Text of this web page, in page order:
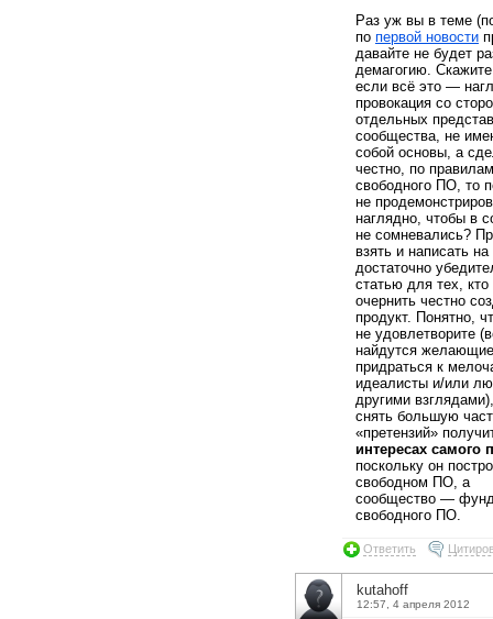
Раз уж вы в теме
по первой новости
давайте не будет
демагогию.
если всё это —
провокация со
отдельных
сообщества, не
собой основы, а
честно, по
свободного ПО, то
не
наглядно, чтобы в
не сомневались?
взять и написать
достаточно
статью для тех, кто
очернить честно
продукт. Понятно,
не удовлетворите
найдутся желающие
придраться к
идеалисты и/или
другими
снять большую
«претензий»
интересах самого
поскольку он
свободном ПО, а
сообщество —
свободного ПО.
Ответить
kutahoff
12:57, 4 апреля 2012